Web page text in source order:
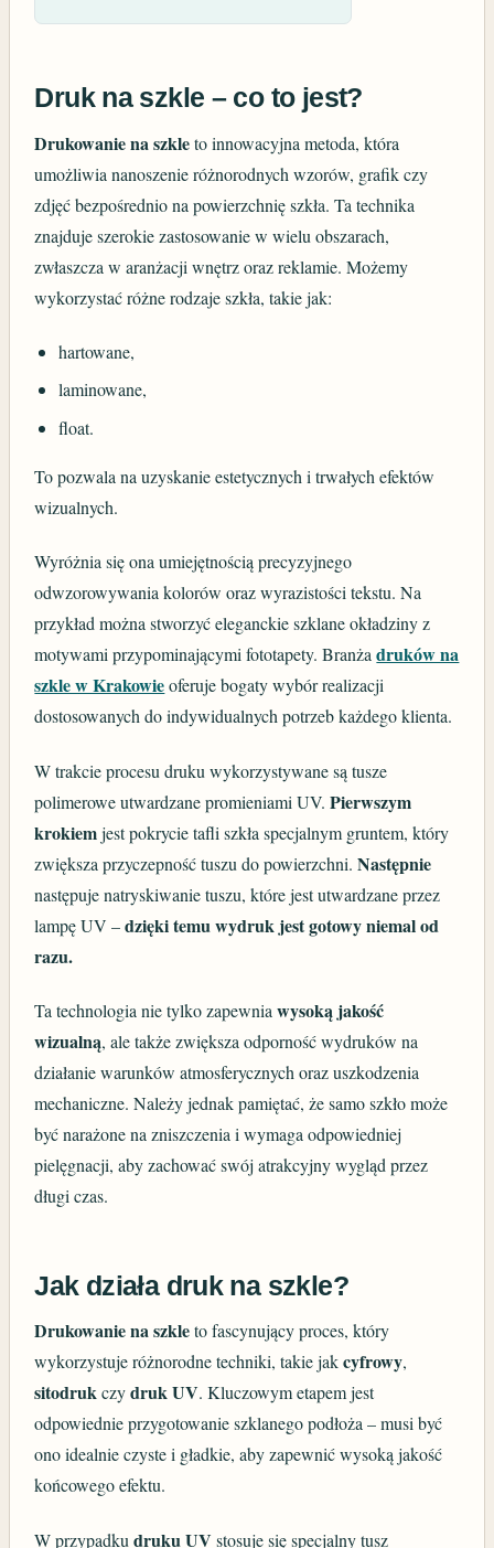
Druk na szkle – co to jest?
Drukowanie na szkleto innowacyjna metoda, która
umożliwia nanoszenie różnorodnych wzorów, grafik czy
zdjęć bezpośrednio na powierzchnię szkła. Ta technika
znajduje szerokie zastosowanie w wielu obszarach,
zwłaszcza w aranżacji wnętrz oraz reklamie. Możemy
wykorzystać różne rodzaje szkła, takie jak:
hartowane,
laminowane,
float.
To pozwala na uzyskanie estetycznych i trwałych efektów
wizualnych.
Wyróżnia się ona umiejętnością precyzyjnego
odwzorowywania kolorów oraz wyrazistości tekstu. Na
przykład można stworzyć eleganckie szklane okładziny z
motywami przypominającymi fototapety. Branżadruków na
szkle w Krakowieoferuje bogaty wybór realizacji
dostosowanych do indywidualnych potrzeb każdego klienta.
W trakcie procesu druku wykorzystywane są tusze
polimerowe utwardzane promieniami UV.Pierwszym
krokiemjest pokrycie tafli szkła specjalnym gruntem, który
zwiększa przyczepność tuszu do powierzchni.Następnie
następuje natryskiwanie tuszu, które jest utwardzane przez
lampę UV –dzięki temu wydruk jest gotowy niemal od
razu.
Ta technologia nie tylko zapewniawysoką jakość
wizualną, ale także zwiększa odporność wydruków na
działanie warunków atmosferycznych oraz uszkodzenia
mechaniczne. Należy jednak pamiętać, że samo szkło może
być narażone na zniszczenia i wymaga odpowiedniej
pielęgnacji, aby zachować swój atrakcyjny wygląd przez
długi czas.
Jak działa druk na szkle?
Drukowanie na szkleto fascynujący proces, który
wykorzystuje różnorodne techniki, takie jakcyfrowy,
sitodrukczydruk UV. Kluczowym etapem jest
odpowiednie przygotowanie szklanego podłoża – musi być
ono idealnie czyste i gładkie, aby zapewnić wysoką jakość
końcowego efektu.
W przypadkudruku UV stosuje się specjalny tusz